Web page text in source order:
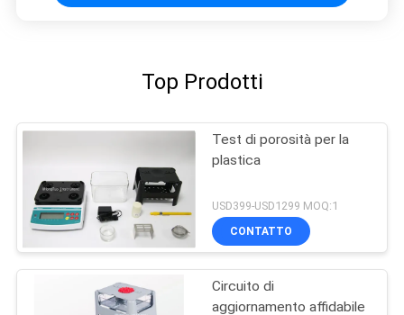
Top Prodotti
Test di porosità per la
plastica
USD399-USD1299 MOQ:1
CONTATTO
Circuito di
aggiornamento affidabile